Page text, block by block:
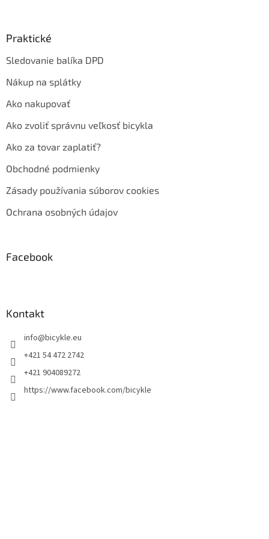
Praktické
Sledovanie balíka DPD
Nákup na splátky
Ako nakupovať
Ako zvoliť správnu veľkosť bicykla
Ako za tovar zaplatiť?
Obchodné podmienky
Zásady používania súborov cookies
Ochrana osobných údajov
Facebook
Kontakt
info@bicykle.eu
+421 54 472 2742
+421 904089272
https://www.facebook.com/bicykle